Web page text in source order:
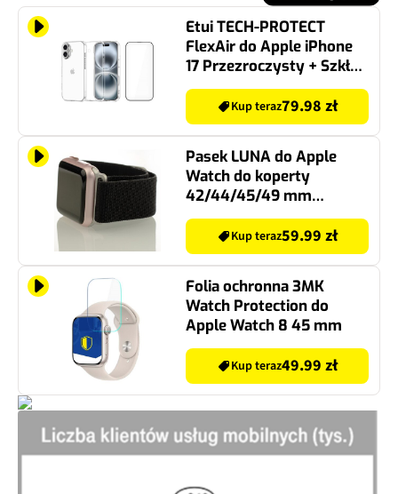
Etui TECH-PROTECT
FlexAir do Apple iPhone
17 Przezroczysty + Szkło
hartowane TECH-
PROTECT Quick Set+ do
Apple iPhone 17 (2 szt.)
Kup teraz79.98 zł
Pasek LUNA do Apple
Watch do koperty
42/44/45/49 mm
A00058 Czarny
Kup teraz59.99 zł
Folia ochronna 3MK
Watch Protection do
Apple Watch 8 45 mm
Kup teraz49.99 zł